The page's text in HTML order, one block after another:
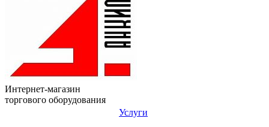
Интернет-магазин
торгового оборудования
Услуги